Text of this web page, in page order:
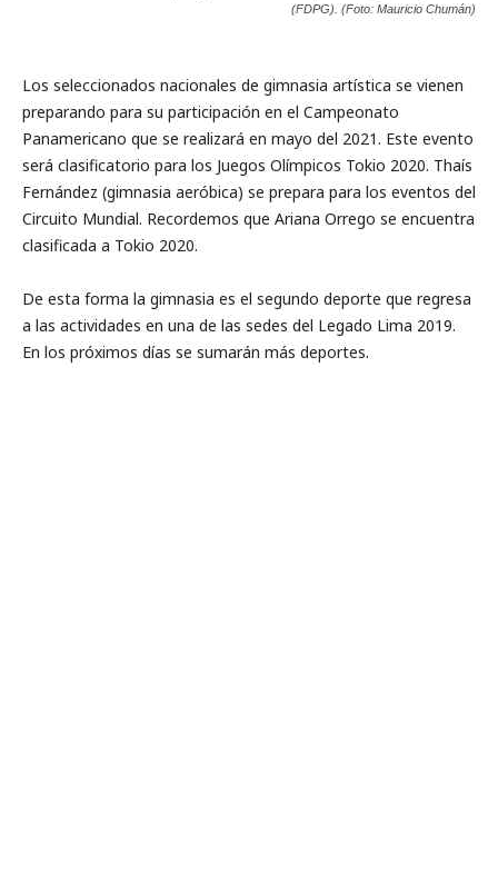
(FDPG). (Foto: Mauricio Chumán)
Los seleccionados nacionales de gimnasia artística se vienen
preparando para su participación en el Campeonato
Panamericano que se realizará en mayo del 2021. Este evento
será clasificatorio para los Juegos Olímpicos Tokio 2020. Thaís
Fernández (gimnasia aeróbica) se prepara para los eventos del
Circuito Mundial. Recordemos que Ariana Orrego se encuentra
clasificada a Tokio 2020.
De esta forma la gimnasia es el segundo deporte que regresa
a las actividades en una de las sedes del Legado Lima 2019.
En los próximos días se sumarán más deportes.